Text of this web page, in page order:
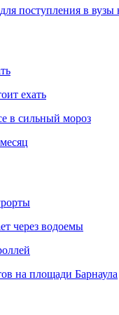
поступления в
ехать
в сильный мороз
через водоемы
на площади Барнаула